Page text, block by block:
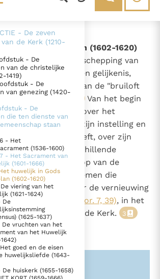
Over ons
Over RK Documenten
Meedoen
Doneren
Nieuwsbrief
Gebruiksvoorwaarden
de Kerk
onze honger vervuld
parel van Gods koninkrijk te
groeit stilletjes door liefde, niet door
mystieke verschijnselen en de
een nieuwe Latijnse uitgave
martyrologium
waakhond verliest autonomie
Wereldvoedselprogramma toe
- Het
- De zeven
de Kerk (1210-
- De
van de christelijke
1419)
- De
van genezing (1420-
- De
die ten dienste van
staan
- Het
(1536-1600)
- Het Sacrament van
(1601-1666)
huwelijk in Gods
(1602-1620)
viering van het
(1621-1624)
De
(1625-1637)
De vruchten van het
van het Huwelijk
goed en de eisen
huwelijksliefde (1643-
huiskerk (1655-1658)
in Gods heilsplan (1602-1620)
begint met de schepping van
naar Gods beeld en gelijkenis,
met het visioen van de "bruiloft
(Openb. 19, 9)
Van het begin
spreekt de Schrift over het
zijn "mysterie", over zijn instelling en
eraan gegeven heeft, over zijn
doel, over de verschillende
ervan in de loop van de
over de problemen die
uit de zonde en over de vernieuwing
"in de Heer"
(1 Kor. 7, 39), in het
van Christus en de Kerk. 3
-369--796-